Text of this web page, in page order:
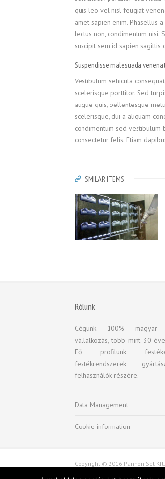
quis leo vel nisl feugiat
amet sapien enim. Phasellus
lectus non, condimentum nisi.
suscipit sem id sapien sagittis
Suspendisse malesuada
Vestibulum vehicula
scelerisque porttitor. Sed
augue quis, pellentesque
scelerisque, dui a aliquam
condimentum sed vestibulum
consectetur felis. Etiam
SMILAR ITEMS
Rólunk
Cégünk 100% magyar
vállalkozás, több mint 30
Fő profilunk
festékrendszerek
felhasználók részére.
Data Management
Cookie information
Copyright © 2016 Pannon Set Kft.